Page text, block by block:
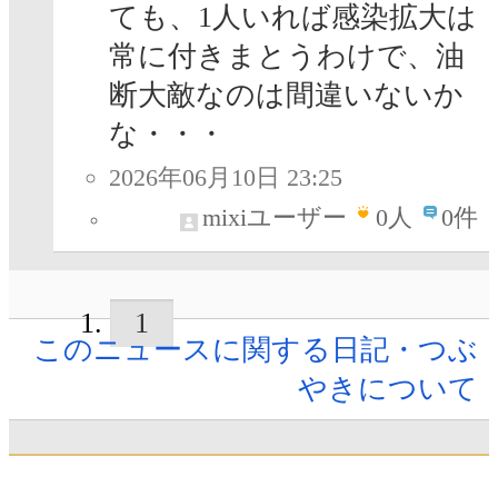
ても、1人いれば感染拡大は
常に付きまとうわけで、油
断大敵なのは間違いないか
な・・・
2026年06月10日 23:25
mixiユーザー
0人 0件
1
このニュースに関する日記・つぶ
やきについて